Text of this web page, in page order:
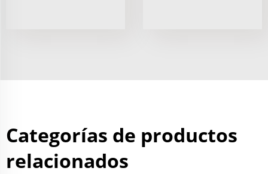
Categorías de productos
relacionados